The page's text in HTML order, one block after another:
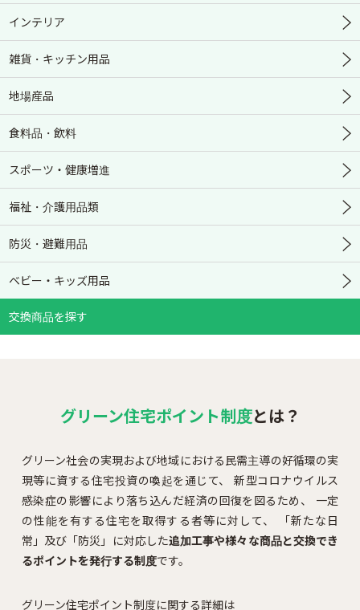
インテリア
雑貨・キッチン用品
地場産品
食料品・飲料
スポーツ・健康増進
福祉・介護用品類
防災・避難用品
ベビー・キッズ用品
交換商品を探す
グリーン住宅ポイント制度とは？
グリーン社会の実現および地域における民需主導の好循環の実
現等に資する住宅投資の喚起を通じて、
新型コロナウイルス
感染症の影響により落ち込んだ経済の回復を図るため、
一定
の性能を有する住宅を取得する者等に対して、
「新たな日
常」及び「防災」に対応した追加工事や様々な商品と交換でき
るポイントを発行する制度です。
グリーン住宅ポイント制度に関する詳細は